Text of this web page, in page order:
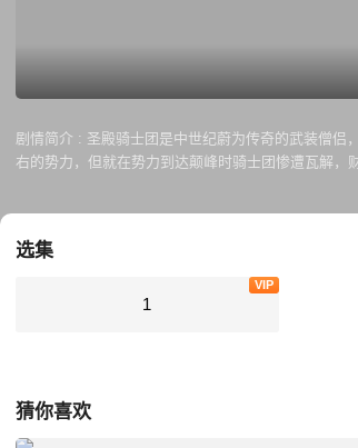
剧情简介 : 圣殿骑士团是中世纪蔚为传奇的武装僧侣
右的势力，但就在势力到达颠峰时骑士团惨遭瓦解
他们曾被称为‘全世界最秘b密的组织’。圣殿骑士团
选集
1
VIP
猜你喜欢